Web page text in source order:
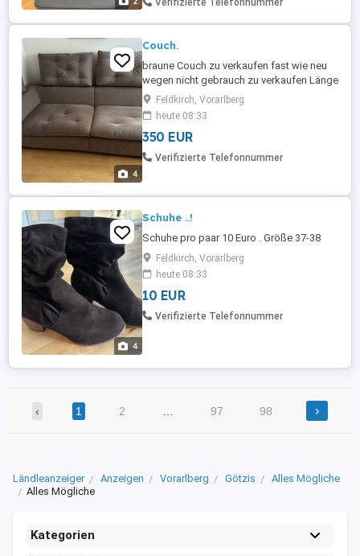
Verifizierte Telefonnummer
4
Couch.
braune Couch zu verkaufen fast wie neu
wegen nicht gebrauch zu verkaufen Länge
2,20 Meter Höhe 60 cm Tiefe 1 Meter die
großen Polster sind zum wegnehmen
Feldkirch, Vorarlberg
heute 08:33
350 EUR
Verifizierte Telefonnummer
4
Schuhe ..!
Schuhe pro paar 10 Euro . Größe 37-38
Feldkirch, Vorarlberg
heute 08:33
10 EUR
Verifizierte Telefonnummer
‹ 1 2 97 98 ›
Ländleanzeiger Anzeigen Vorarlberg Götzis
Alles Mögliche
Alles Mögliche
Kategorien